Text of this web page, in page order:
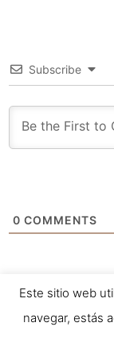
Subscribe
0 COMMENTS
Este sitio web
navegar, estás